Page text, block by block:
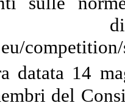
datata 14
del